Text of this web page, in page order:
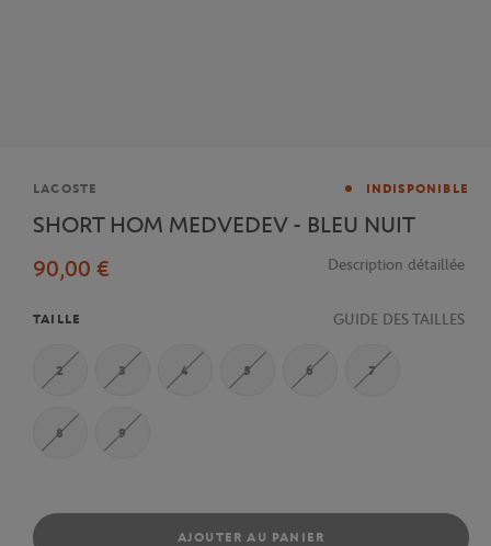
Marque
LACOSTE INDISPONIBLE
SHORT HOM MEDVEDEV - BLEU NUIT
90,00 €
Description détaillée
TAILLE GUIDE DES TAILLES
2 3 4 5 6 7
8 9
AJOUTER AU PANIER